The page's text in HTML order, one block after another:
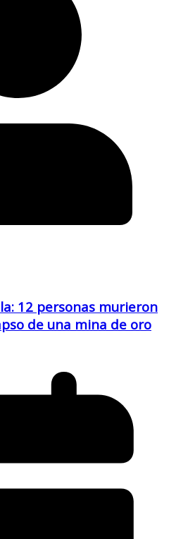
12 personas murieron
de una mina de oro